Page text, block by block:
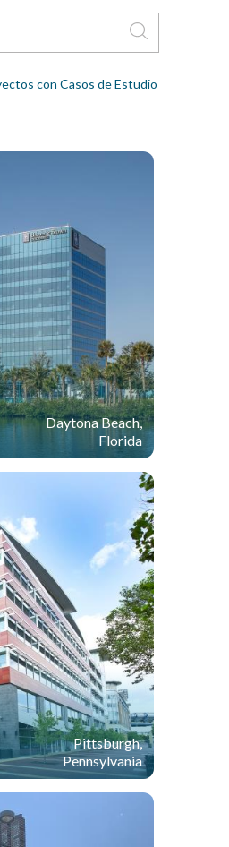
con Casos de Estudio
Daytona Beach,
Florida
Pittsburgh,
Pennsylvania